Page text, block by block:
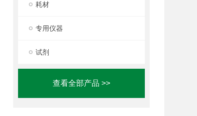
耗材
专用仪器
试剂
查看全部产品 >>